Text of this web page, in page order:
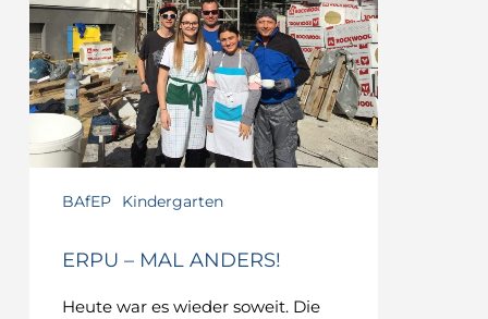
BAfEP Kindergarten
ERPU – MAL ANDERS!
Heute war es wieder soweit. Die